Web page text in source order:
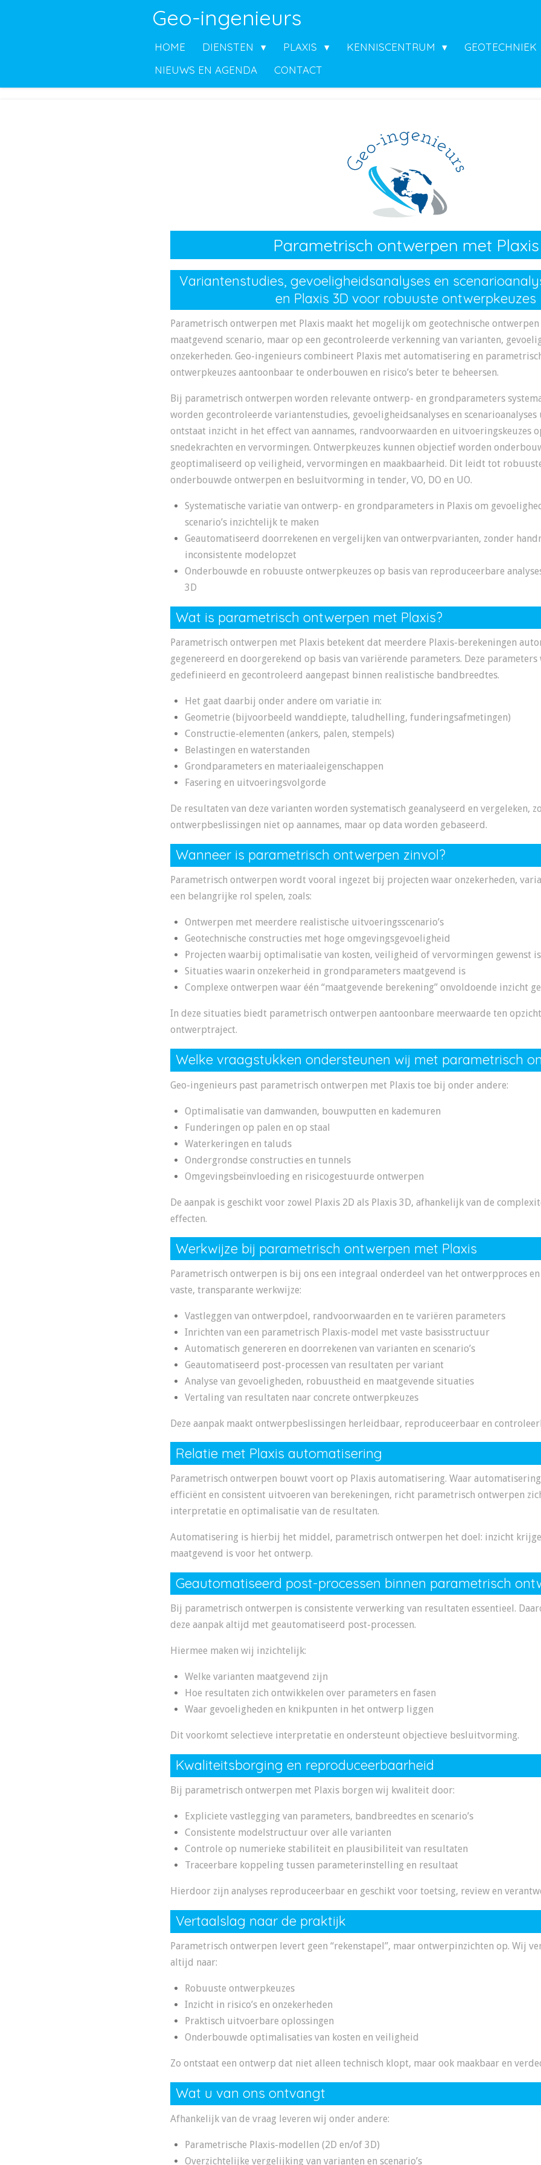
Geo-ingenieurs
HOME DIENSTEN PLAXIS KENNISCENTRUM GEOTECHNIEK
NIEUWS EN AGENDA
CONTACT
Parametrisch ontwerpen met Plaxis
Variantenstudies, gevoeligheidsanalyses en
en Plaxis 3D voor robuuste ontwerpkeuzes
Parametrisch ontwerpen met Plaxis maakt het mogelijk om geotechnische
maatgevend scenario, maar op een gecontroleerde verkenning van varianten,
onzekerheden. Geo-ingenieurs combineert Plaxis met automatisering en
ontwerpkeuzes aantoonbaar te onderbouwen en risico’s beter te beheersen.
Bij parametrisch ontwerpen worden relevante ontwerp- en grondparameters
worden gecontroleerde variantenstudies, gevoeligheidsanalyses en
ontstaat inzicht in het effect van aannames, randvoorwaarden en uitvoeringskeuzes
snedekrachten en vervormingen. Ontwerpkeuzes kunnen objectief worden
geoptimaliseerd op veiligheid, vervormingen en maakbaarheid. Dit leidt tot
onderbouwde ontwerpen en besluitvorming in tender, VO, DO en UO.
Systematische variatie van ontwerp- en grondparameters in Plaxis om
scenario’s inzichtelijk te maken
Geautomatiseerd doorrekenen en vergelijken van ontwerpvarianten, zonder
inconsistente modelopzet
Onderbouwde en robuuste ontwerpkeuzes op basis van reproduceerbare
3D
Wat is parametrisch ontwerpen met Plaxis?
Parametrisch ontwerpen met Plaxis betekent dat meerdere Plaxis-berekeningen
gegenereerd en doorgerekend op basis van variërende parameters. Deze
gedefinieerd en gecontroleerd aangepast binnen realistische bandbreedtes.
Het gaat daarbij onder andere om variatie in:
Geometrie (bijvoorbeeld wanddiepte, taludhelling, funderingsafmetingen)
Constructie-elementen (ankers, palen, stempels)
Belastingen en waterstanden
Grondparameters en materiaaleigenschappen
Fasering en uitvoeringsvolgorde
De resultaten van deze varianten worden systematisch geanalyseerd en vergeleken,
ontwerpbeslissingen niet op aannames, maar op data worden gebaseerd.
Wanneer is parametrisch ontwerpen zinvol?
Parametrisch ontwerpen wordt vooral ingezet bij projecten waar onzekerheden,
een belangrijke rol spelen, zoals:
Ontwerpen met meerdere realistische uitvoeringsscenario’s
Geotechnische constructies met hoge omgevingsgevoeligheid
Projecten waarbij optimalisatie van kosten, veiligheid of vervormingen gewenst is
Situaties waarin onzekerheid in grondparameters maatgevend is
Complexe ontwerpen waar één “maatgevende berekening” onvoldoende inzicht
In deze situaties biedt parametrisch ontwerpen aantoonbare meerwaarde ten
ontwerptraject.
Welke vraagstukken ondersteunen wij met parametrisch
Geo-ingenieurs past parametrisch ontwerpen met Plaxis toe bij onder andere:
Optimalisatie van damwanden, bouwputten en kademuren
Funderingen op palen en op staal
Waterkeringen en taluds
Ondergrondse constructies en tunnels
Omgevingsbeïnvloeding en risicogestuurde ontwerpen
De aanpak is geschikt voor zowel Plaxis 2D als Plaxis 3D, afhankelijk van de
effecten.
Werkwijze bij parametrisch ontwerpen met Plaxis
Parametrisch ontwerpen is bij ons een integraal onderdeel van het ontwerpproces
vaste, transparante werkwijze:
Vastleggen van ontwerpdoel, randvoorwaarden en te variëren parameters
Inrichten van een parametrisch Plaxis-model met vaste basisstructuur
Automatisch genereren en doorrekenen van varianten en scenario’s
Geautomatiseerd post-processen van resultaten per variant
Analyse van gevoeligheden, robuustheid en maatgevende situaties
Vertaling van resultaten naar concrete ontwerpkeuzes
Deze aanpak maakt ontwerpbeslissingen herleidbaar, reproduceerbaar en
Relatie met Plaxis automatisering
Parametrisch ontwerpen bouwt voort op Plaxis automatisering. Waar
efficiënt en consistent uitvoeren van berekeningen, richt parametrisch ontwerpen
interpretatie en optimalisatie van de resultaten.
Automatisering is hierbij het middel, parametrisch ontwerpen het doel: inzicht
maatgevend is voor het ontwerp.
Geautomatiseerd post-processen binnen parametrisch
Bij parametrisch ontwerpen is consistente verwerking van resultaten essentieel.
deze aanpak altijd met geautomatiseerd post-processen.
Hiermee maken wij inzichtelijk:
Welke varianten maatgevend zijn
Hoe resultaten zich ontwikkelen over parameters en fasen
Waar gevoeligheden en knikpunten in het ontwerp liggen
Dit voorkomt selectieve interpretatie en ondersteunt objectieve besluitvorming.
Kwaliteitsborging en reproduceerbaarheid
Bij parametrisch ontwerpen met Plaxis borgen wij kwaliteit door:
Expliciete vastlegging van parameters, bandbreedtes en scenario’s
Consistente modelstructuur over alle varianten
Controle op numerieke stabiliteit en plausibiliteit van resultaten
Traceerbare koppeling tussen parameterinstelling en resultaat
Hierdoor zijn analyses reproduceerbaar en geschikt voor toetsing, review en
Vertaalslag naar de praktijk
Parametrisch ontwerpen levert geen “rekenstapel”, maar ontwerpinzichten op. Wij
altijd naar:
Robuuste ontwerpkeuzes
Inzicht in risico’s en onzekerheden
Praktisch uitvoerbare oplossingen
Onderbouwde optimalisaties van kosten en veiligheid
Zo ontstaat een ontwerp dat niet alleen technisch klopt, maar ook maakbaar en
Wat u van ons ontvangt
Afhankelijk van de vraag leveren wij onder andere:
Parametrische Plaxis-modellen (2D en/of 3D)
Overzichtelijke vergelijking van varianten en scenario’s